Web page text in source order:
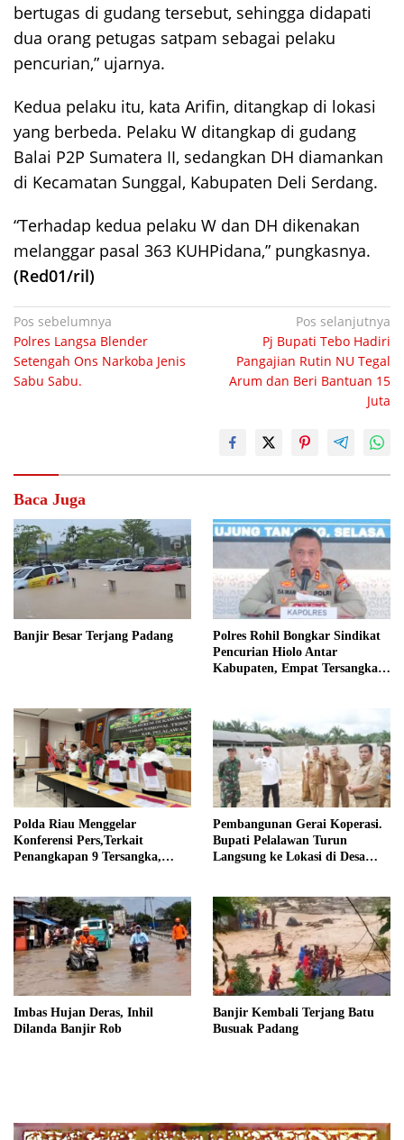
bertugas di gudang tersebut, sehingga didapati
dua orang petugas satpam sebagai pelaku
pencurian,” ujarnya.
Kedua pelaku itu, kata Arifin, ditangkap di lokasi
yang berbeda. Pelaku W ditangkap di gudang
Balai P2P Sumatera II, sedangkan DH diamankan
di Kecamatan Sunggal, Kabupaten Deli Serdang.
“Terhadap kedua pelaku W dan DH dikenakan
melanggar pasal 363 KUHPidana,” pungkasnya.
(Red01/ril)
Navigasi
pos
Pos sebelumnya
Polres Langsa Blender
Setengah Ons Narkoba Jenis
Sabu Sabu.
Pos selanjutnya
Pj Bupati Tebo Hadiri
Pangajian Rutin NU Tegal
Arum dan Beri Bantuan 15
Juta
Baca Juga
Banjir Besar Terjang Padang
Polres Rohil Bongkar Sindikat
Pencurian Hiolo Antar
Kabupaten, Empat Tersangka
Polda Riau Menggelar
Konferensi Pers,Terkait
Penangkapan 9 Tersangka,
Pembangunan Gerai Koperasi.
Bupati Pelalawan Turun
Langsung ke Lokasi di Desa
Imbas Hujan Deras, Inhil
Dilanda Banjir Rob
Banjir Kembali Terjang Batu
Busuak Padang